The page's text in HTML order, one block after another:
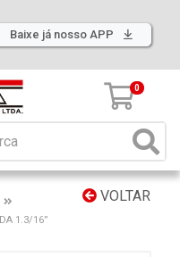
Baixe já nosso APP
0
VOLTAR
1.3/16”